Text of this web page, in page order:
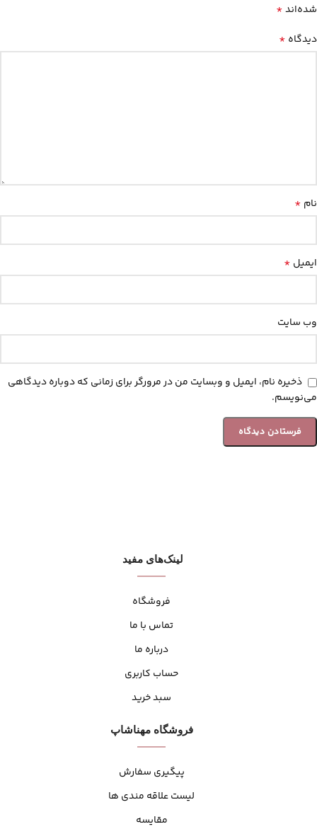
شده‌اند*
دیدگاه *
نام *
ایمیل *
وب‌ سایت
ذخیره نام، ایمیل و وبسایت من در مرورگر برای زمانی که دوباره دیدگاهی
می‌نویسم.
لینک‌های مفید
فروشگاه
تماس با ما
درباره ما
حساب کاربری
سبد خرید
فروشگاه مهنا‌شاپ
پیگیری سفارش
لیست علاقه مندی ها
مقایسه